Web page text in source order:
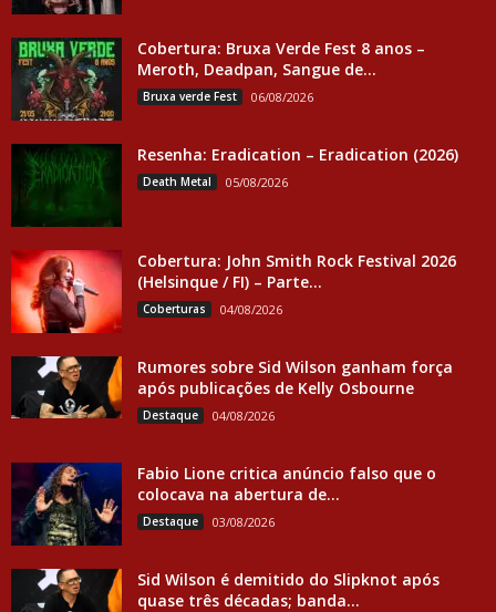
Cobertura: Bruxa Verde Fest 8 anos –
Meroth, Deadpan, Sangue de...
Bruxa verde Fest 06/08/2026
Resenha: Eradication – Eradication (2026)
Death Metal 05/08/2026
Cobertura: John Smith Rock Festival 2026
(Helsinque / FI) – Parte...
Coberturas 04/08/2026
Rumores sobre Sid Wilson ganham força
após publicações de Kelly Osbourne
Destaque 04/08/2026
Fabio Lione critica anúncio falso que o
colocava na abertura de...
Destaque 03/08/2026
Sid Wilson é demitido do Slipknot após
quase três décadas; banda...